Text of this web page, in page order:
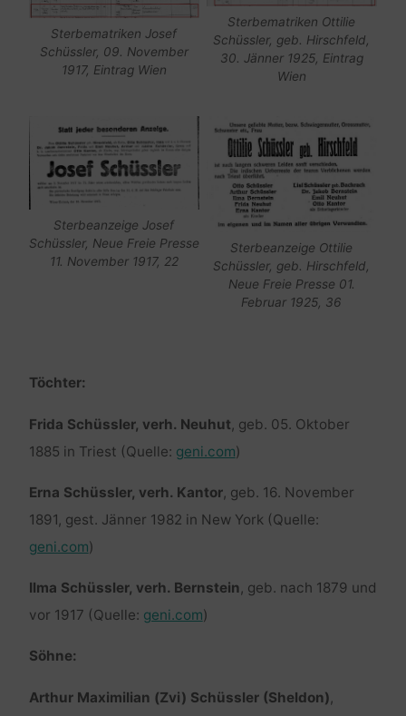
Sterbematriken Josef
Schüssler, 09. November
1917, Eintrag Wien
Sterbematriken Ottilie
Schüssler, geb. Hirschfeld,
30. Jänner 1925, Eintrag
Wien
Sterbeanzeige Josef
Schüssler, Neue Freie Presse
11. November 1917, 22
Sterbeanzeige Ottilie
Schüssler, geb. Hirschfeld,
Neue Freie Presse 01.
Februar 1925, 36
Töchter:
Frida Schüssler, verh. Neuhut, geb. 05. Oktober
1885 in Triest (Quelle: geni.com)
Erna Schüssler, verh. Kantor, geb. 16. November
1891, gest. Jänner 1982 in New York (Quelle:
geni.com)
Ilma Schüssler, verh. Bernstein, geb. nach 1879 und
vor 1917 (Quelle: geni.com)
Söhne:
Arthur Maximilian (Zvi) Schüssler (Sheldon),